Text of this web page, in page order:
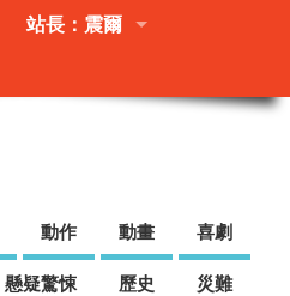
站長：震爾
動作 動畫 喜劇
懸疑驚悚 歷史 災難